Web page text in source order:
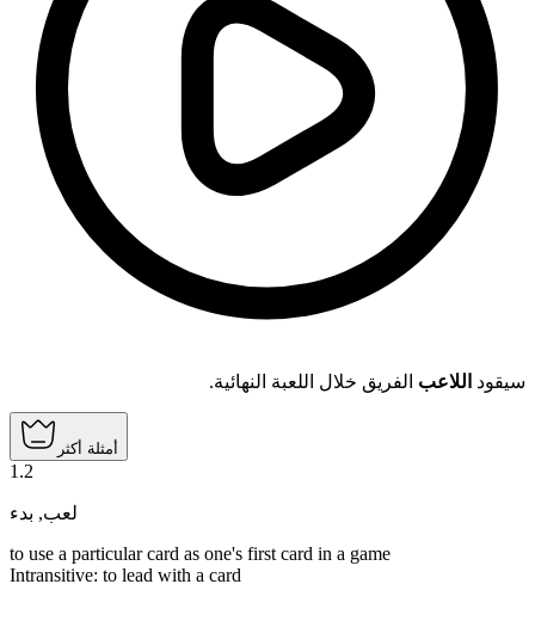
سيقود اللاعب الفريق خلال اللعبة النهائية.
أمثلة أكثر
1 .2
لعب, بدء
to use a particular card as one's first card in a game
Intransitive: to lead with a card